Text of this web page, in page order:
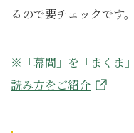
るので要チェックです。
※「幕間」を「まくま
読み方をご紹介